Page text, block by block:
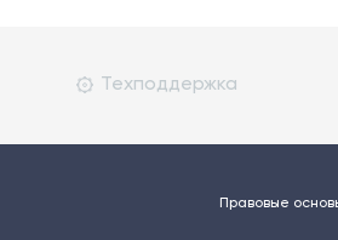
Техподдержка
Правовые